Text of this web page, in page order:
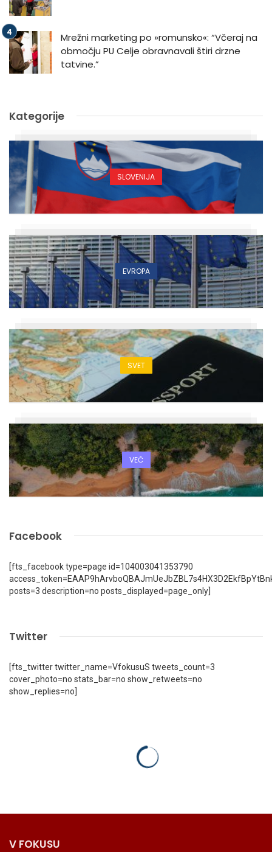
Mrežni marketing po »romunsko«: “Včeraj na
območju PU Celje obravnavali štiri drzne
tatvine.”
Kategorije
SLOVENIJA
EVROPA
SVET
VEČ
Facebook
[fts_facebook type=page id=104003041353790
posts=3 description=no posts_displayed=page_only]
Twitter
[fts_twitter twitter_name=VfokusuS tweets_count=3
cover_photo=no stats_bar=no show_retweets=no
show_replies=no]
V FOKUSU